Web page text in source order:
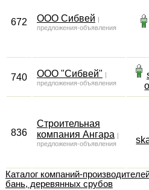
672 OOO Сибвей |
предложения-объявления
740 ООО "Сибвей" |
предложения-объявления
836
Строительная
компания Ангара |
предложения-объявления
Каталог компаний-
бань, деревянных срубов